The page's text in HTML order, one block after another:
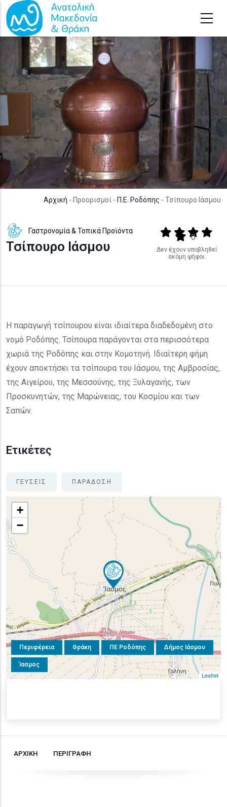
Παράκαμψη προς το κυρίως περιεχόμενο
Αρχική - Προορισμοί - Π.Ε. Ροδόπης - Τσίπουρο Ιάσμου
Γαστρονομία & Τοπικά Προϊόντα
Τσίπουρο Ιάσμου
Output format
(star)(star)(star)
(star)
0
Δεν έχουν υποβληθεί
ακόμη ψήφοι.
Η παραγωγή τσίπουρου είναι ιδιαίτερα διαδεδομένη στο
νομό Ροδόπης. Τσίπουρα παράγονται στα περισσότερα
χωριά της Ροδόπης και στην Κομοτηνή. Ιδιαίτερη φήμη
έχουν αποκτήσει τα τσίπουρα του Ιάσμου, της Αμβροσίας,
της Αιγείρου, της Μεσσούνης, της Ξυλαγανής, των
Προσκυνητών, της Μαρώνειας, του Κοσμίου και των
Σαπών.
Ετικέτες
ΓΕΥΣΕΙΣ ΠΑΡΑΔΟΣΗ
Περιφέρεια Θράκη ΠΕ Ροδόπης Δήμος Ιάσμου
Ίασμος
+
−
Leaflet
ΑΡΧΙΚΗ ΠΕΡΙΓΡΑΦΗ